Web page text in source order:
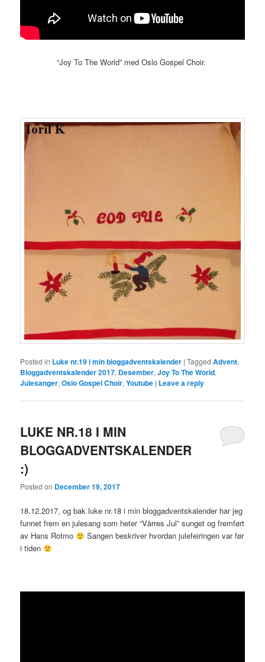
“Joy To The World” med Oslo Gospel Choir.
Posted in Luke nr.19 i min bloggadventskalender |Tagged Advent,
Bloggadventskalender 2017, Desember,Joy To The World,
Julesanger,Oslo Gospel Choir,Youtube | Leave a reply
LUKE NR.18 I MIN
BLOGGADVENTSKALENDER
:)
Posted on December 19, 2017
18.12.2017, og bak luke nr.18 i min bloggadventskalender har jeg
funnet frem en julesang som heter “Vårres Jul” sunget og fremført
av Hans Rotmo
Sangen beskriver hvordan julefeiringen var før
i tiden